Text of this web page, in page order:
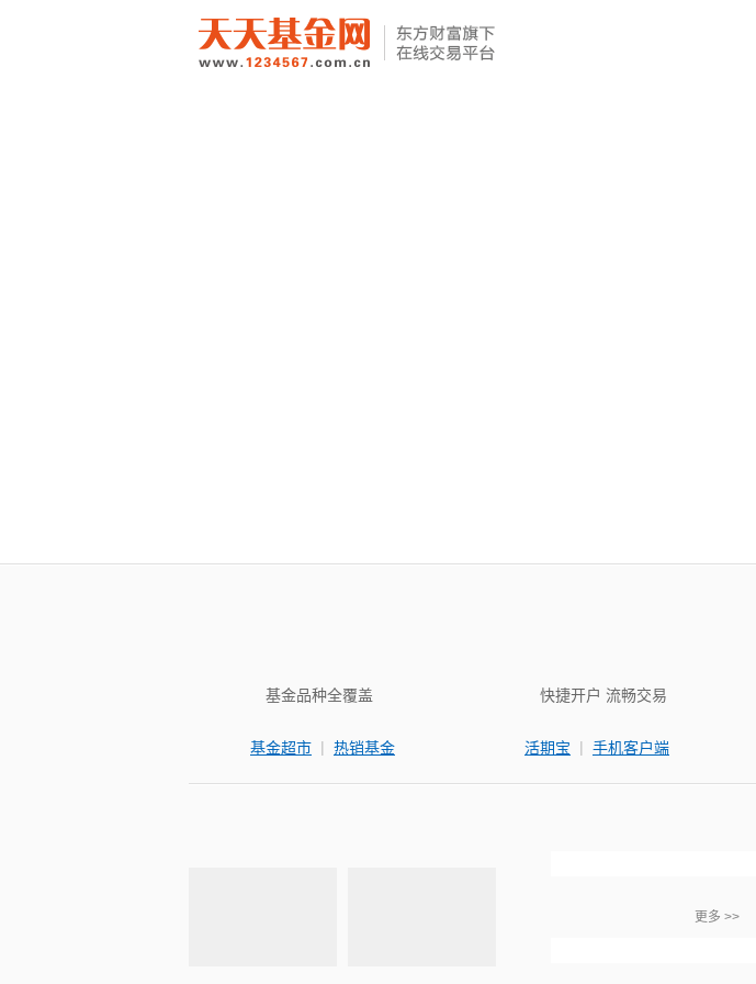
基金品种全覆盖
基金超市 | 热销基金
快捷开户 流畅交易
活期宝 | 手机客户端
更多 >>